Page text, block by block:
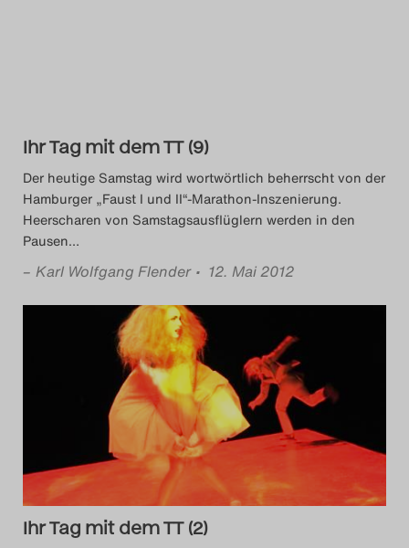
2015
Das Theatertreffen-Blog
2016
Das Theatertreffen-Blog
2017
Das Theatertreffen-Blog
2018
Das Theatertreffen-Blog
2018 Alumni
Das Theatertreffen-Blog
Ihr Tag mit dem TT (9)
Der heutige Samstag wird wortwörtlich beherrscht von der
Hamburger „Faust I und II“-Marathon-Inszenierung.
Heerscharen von Samstagsausflüglern werden in den
Pausen…
– Karl Wolfgang Flender • 12. Mai 2012
Ihr Tag mit dem TT (2)